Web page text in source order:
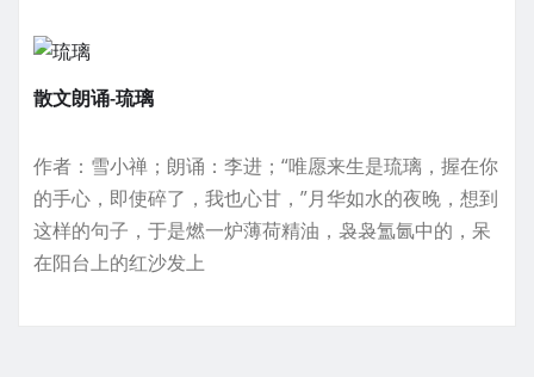
散文朗诵-琉璃
作者：雪小禅；朗诵：李进；“唯愿来生是琉璃，握在你
的手心，即使碎了，我也心甘，”月华如水的夜晚，想到
这样的句子，于是燃一炉薄荷精油，袅袅氲氤中的，呆
在阳台上的红沙发上